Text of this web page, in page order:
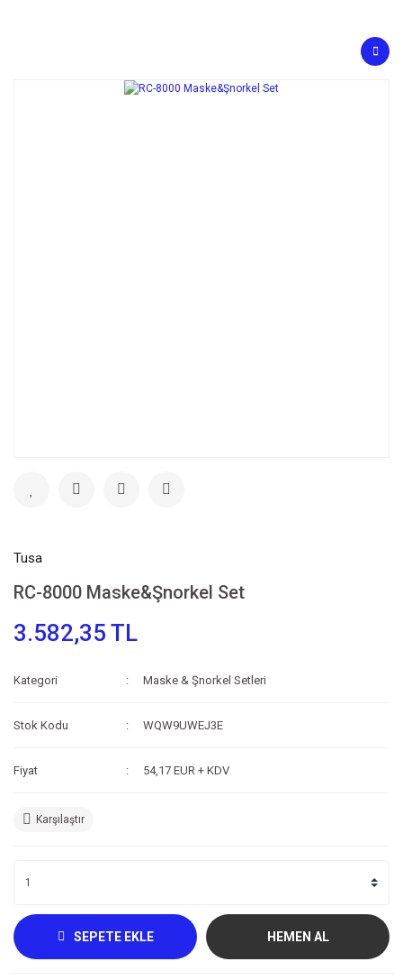
Tusa
RC-8000 Maske&Şnorkel Set
3.582,35 TL
Kategori Maske & Şnorkel Setleri
Stok Kodu WQW9UWEJ3E
Fiyat 54,17 EUR + KDV
Karşılaştır
SEPETE EKLE HEMEN AL